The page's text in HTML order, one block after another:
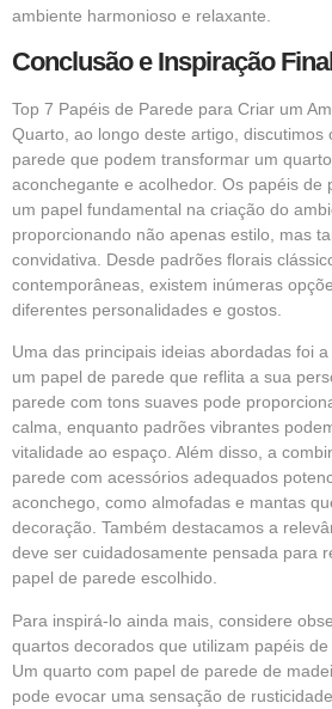
ambiente harmonioso e relaxante.
Conclusão e Inspiração
Top 7 Papéis de Parede para Criar um
Quarto, ao longo deste artigo, discutimos
parede que podem transformar um
aconchegante e acolhedor. Os papéis de
um papel fundamental na criação do
proporcionando não apenas estilo, mas
convidativa. Desde padrões florais
contemporâneas, existem inúmeras
diferentes personalidades e gostos.
Uma das principais ideias abordadas foi
um papel de parede que reflita a sua
parede com tons suaves pode
calma, enquanto padrões vibrantes
vitalidade ao espaço. Além disso, a
parede com acessórios adequados
aconchego, como almofadas e mantas
decoração. Também destacamos a
deve ser cuidadosamente pensada para
papel de parede escolhido.
Para inspirá-lo ainda mais, considere
quartos decorados que utilizam papéis
Um quarto com papel de parede de
pode evocar uma sensação de